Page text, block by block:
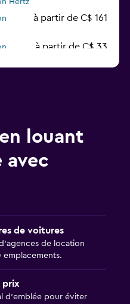
Hertz
à partir de C$ 161
à partir de C$ 33
louant
avec
de voitures
de location
emplacements.
prix
d’emblée pour éviter